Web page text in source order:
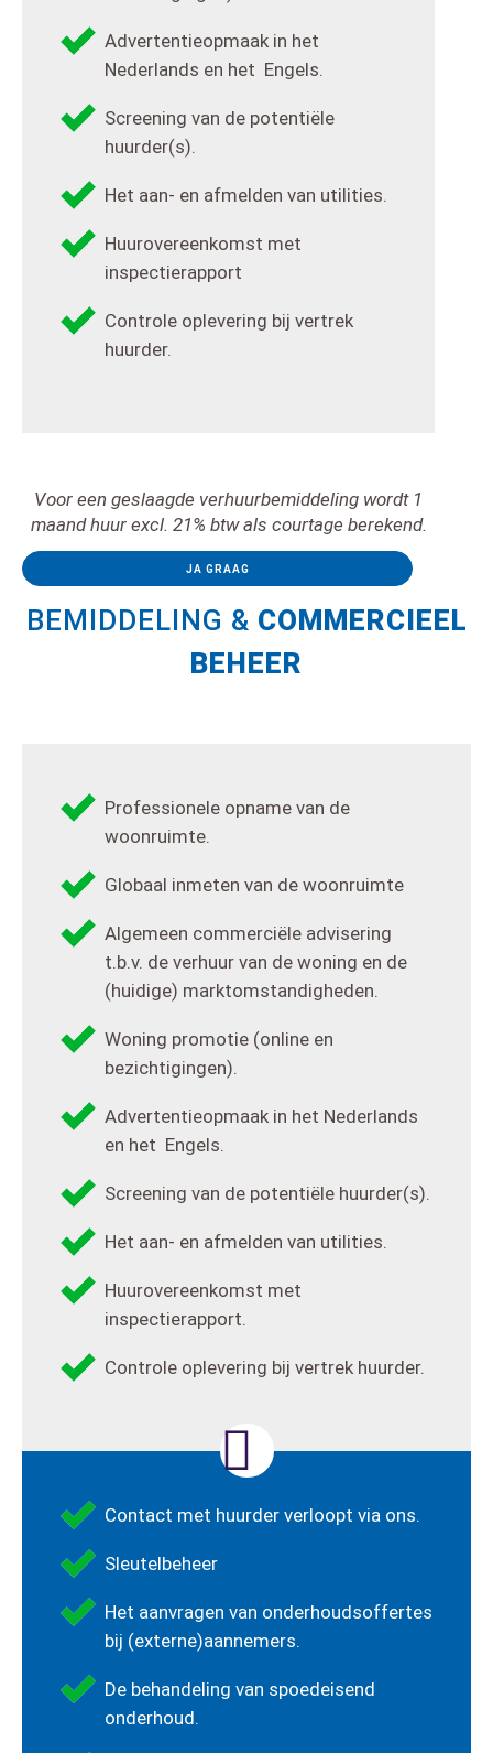
Advertentieopmaak in het
Nederlands en het Engels.
Screening van de potentiële
huurder(s).
Het aan- en afmelden van utilities.
Huurovereenkomst met
inspectierapport
Controle oplevering bij vertrek
huurder.
Voor een geslaagde verhuurbemiddeling wordt 1
maand huur excl. 21% btw als courtage berekend.
JA GRAAG
BEMIDDELING & COMMERCIEEL
BEHEER
Professionele opname van de
woonruimte.
Globaal inmeten van de woonruimte
Algemeen commerciële advisering
t.b.v. de verhuur van de woning en de
(huidige) marktomstandigheden.
Woning promotie (online en
bezichtigingen).
Advertentieopmaak in het Nederlands
en het Engels.
Screening van de potentiële huurder(s).
Het aan- en afmelden van utilities.
Huurovereenkomst met
inspectierapport.
Controle oplevering bij vertrek huurder.
Contact met huurder verloopt via ons.
Sleutelbeheer
Het aanvragen van onderhoudsoffertes
bij (externe)aannemers.
De behandeling van spoedeisend
onderhoud.